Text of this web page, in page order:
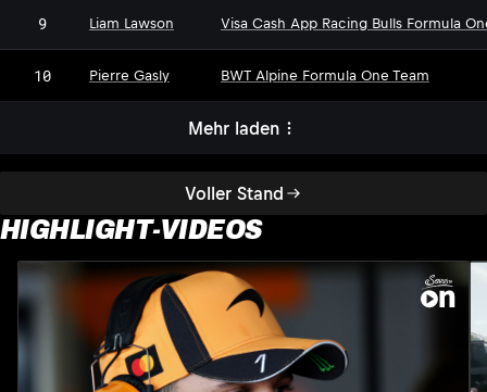
Voller Stand
9 Liam Lawson Visa Cash App Racing Bulls Formula
10 Pierre Gasly BWT Alpine Formula One Team
Mehr laden
HIGHLIGHT-VIDEOS